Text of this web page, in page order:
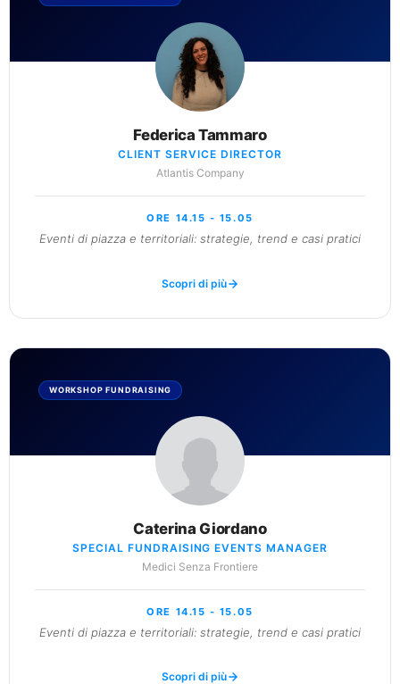
Federica Tammaro
CLIENT SERVICE DIRECTOR
Atlantis Company
ORE 14.15 - 15.05
Eventi di piazza e territoriali: strategie, trend e casi pratici
Scopri di più
WORKSHOP FUNDRAISING
Caterina Giordano
SPECIAL FUNDRAISING EVENTS MANAGER
Medici Senza Frontiere
ORE 14.15 - 15.05
Eventi di piazza e territoriali: strategie, trend e casi pratici
Scopri di più